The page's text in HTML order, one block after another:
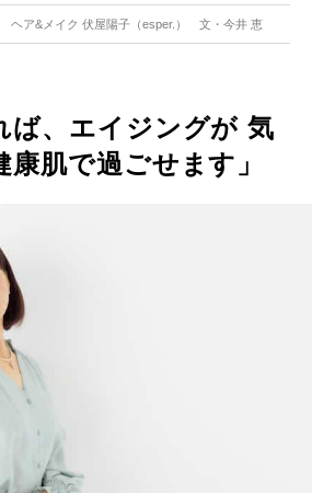
ヘア&メイク 伏屋陽子（esper.） 文・今井 恵
ば、エイジングが 気
肌で過ごせます」